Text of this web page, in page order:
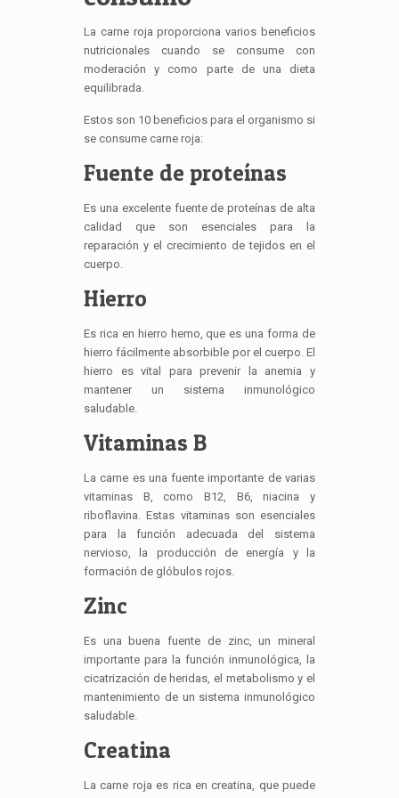
La carne roja proporciona varios beneficios
nutricionales cuando se consume con
moderación y como parte de una dieta
equilibrada.
Estos son 10 beneficios para el organismo si
se consume carne roja:
Fuente de proteínas
Es una excelente fuente de proteínas de alta
calidad que son esenciales para la
reparación y el crecimiento de tejidos en el
cuerpo.
Hierro
Es rica en hierro hemo, que es una forma de
hierro fácilmente absorbible por el cuerpo. El
hierro es vital para prevenir la anemia y
mantener un sistema inmunológico
saludable.
Vitaminas B
La carne es una fuente importante de varias
vitaminas B, como B12, B6, niacina y
riboflavina. Estas vitaminas son esenciales
para la función adecuada del sistema
nervioso, la producción de energía y la
formación de glóbulos rojos.
Zinc
Es una buena fuente de zinc, un mineral
importante para la función inmunológica, la
cicatrización de heridas, el metabolismo y el
mantenimiento de un sistema inmunológico
saludable.
Creatina
La carne roja es rica en creatina, que puede